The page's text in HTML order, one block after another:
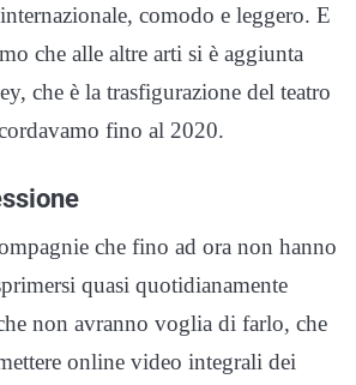
comodo e leggero. E
che alle altre arti si è aggiunta
che è la trasfigurazione del teatro
fino al 2020.
che fino ad ora non hanno
quasi quotidianamente
non avranno voglia di farlo, che
online video integrali dei